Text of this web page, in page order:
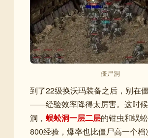
僵尸洞
到了22级换沃玛装备之后，别在
——经验效率降得太厉害。这时
洞， 蜈蚣洞一层二层的钳虫和蜈
800经验，爆率也比僵尸高一个